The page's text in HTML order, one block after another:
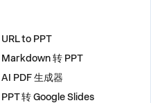
URL to PPT
Markdown 转 PPT
AI PDF 生成器
PPT 转 Google Slides